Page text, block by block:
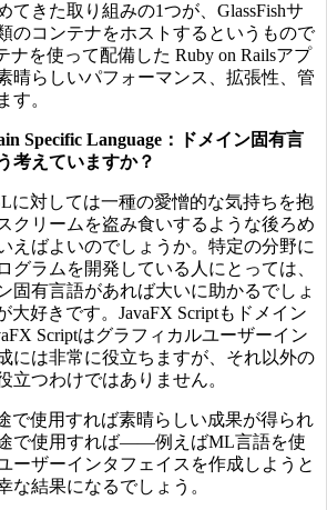
てきた取り組みの1つが、GlassFishサ
のコンテナをホストするというもので
ナを使って配備した Ruby on Railsアプ
晴らしいパフォーマンス、拡張性、管
す。
Language：ドメイン固有言
考えていますか？
に対しては一種の愛憎的な気持ちを抱
クリームを盗み食いするような後ろめ
えばよいのでしょうか。特定の分野に
グラムを開発している人にとっては、
固有言語があれば大いに助かるでしょ
大好きです。JavaFX Scriptもドメイン
Scriptはグラフィカルユーザーイン
には非常に役立ちますが、それ以外の
立つわけではありません。
で使用すれば素晴らしい成果が得られ
で使用すれば――例えばML言語を使
ーザーインタフェイスを作成しようと
な結果になるでしょう。